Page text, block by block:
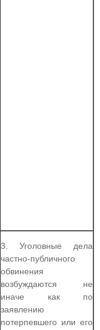
3. Уголовные дела
частно-публичного
обвинения
возбуждаются не
иначе как по
заявлению
потерпевшего или его